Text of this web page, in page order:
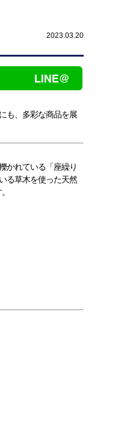
2023.03.20
も、多彩な商品を展
かれている「座繰り
る草木を使った天然